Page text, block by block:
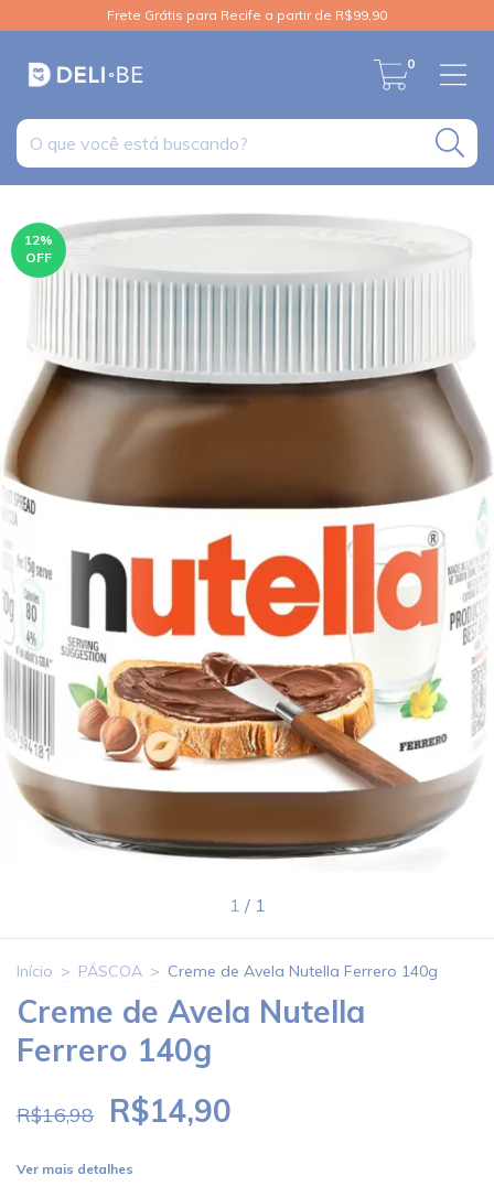
Frete Grátis para Recife a partir de R$99,90
0
12%
OFF
1 / 1
Início > PÁSCOA > Creme de Avela Nutella Ferrero 140g
Creme de Avela Nutella
Ferrero 140g
R$16,98 R$14,90
Ver mais detalhes